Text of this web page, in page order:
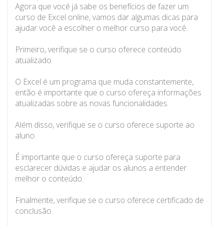
Agora que você já sabe os benefícios de fazer um
curso de Excel online, vamos dar algumas dicas para
ajudar você a escolher o melhor curso para você.
Primeiro, verifique se o curso oferece conteúdo
atualizado.
O Excel é um programa que muda constantemente,
então é importante que o curso ofereça informações
atualizadas sobre as novas funcionalidades.
Além disso, verifique se o curso oferece suporte ao
aluno.
É importante que o curso ofereça suporte para
esclarecer dúvidas e ajudar os alunos a entender
melhor o conteúdo.
Finalmente, verifique se o curso oferece certificado de
conclusão.